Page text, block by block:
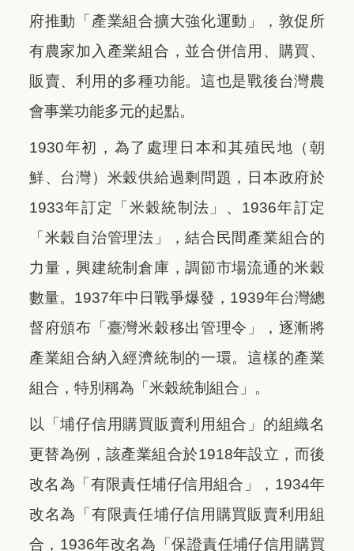
府推動「產業組合擴大強化運動」，敦促所
有農家加入產業組合，並合併信用、購買、
販賣、利用的多種功能。這也是戰後台灣農
會事業功能多元的起點。
1930年初，為了處理日本和其殖民地（朝
鮮、台灣）米穀供給過剩問題，日本政府於
1933年訂定「米穀統制法」、1936年訂定
「米穀自治管理法」，結合民間產業組合的
力量，興建統制倉庫，調節市場流通的米穀
數量。1937年中日戰爭爆發，1939年台灣總
督府頒布「臺灣米穀移出管理令」，逐漸將
產業組合納入經濟統制的一環。這樣的產業
組合，特別稱為「米穀統制組合」。
以「埔仔信用購買販賣利用組合」的組織名
更替為例，該產業組合於1918年設立，而後
改名為「有限責任埔仔信用組合」，1934年
改名為「有限責任埔仔信用購買販賣利用組
合，1936年改名為「保證責任埔仔信用購買